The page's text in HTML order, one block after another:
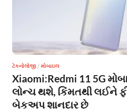
ટેકનોલોજી / મોબાઇલ
Xiaomi:Redmi 11 5G
લોન્ચ થશે, કિંમતથી લઈને
બેકઅપ શાનદાર છે